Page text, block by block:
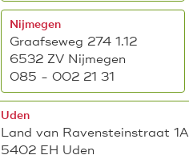
Nijmegen
Graafseweg 274 1.12
6532 ZV Nijmegen
085 - 002 21 31
Uden
Land van Ravensteinstraat 1A
5402 EH Uden